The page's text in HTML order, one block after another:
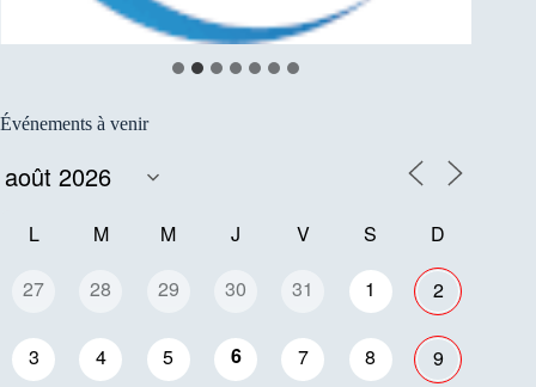
Événements à venir
L M M J V S D
27 28 29 30 31 1 2
3 4 5 6 7 8 9